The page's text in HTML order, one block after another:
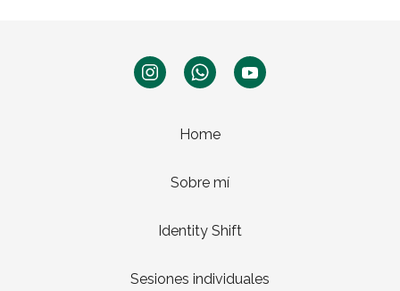
Home
Sobre mí
Identity Shift
Sesiones individuales